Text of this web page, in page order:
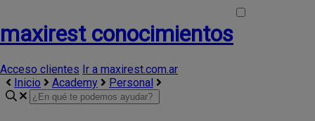
maxirest conocimientos
Acceso clientes Ir a maxirest.com.ar
Inicio
Academy Personal